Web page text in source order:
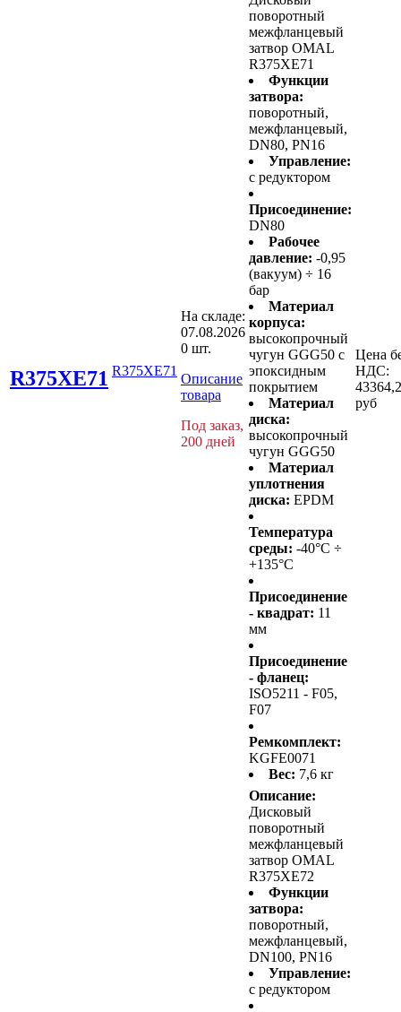
R375XE71 R375XE71
На складе:
07.08.2026
0 шт.
Описание
товара
Под заказ,
200 дней
поворотный
межфланцевый
затвор OMAL
R375XE71
Функции
затвора:
поворотный,
межфланцевый,
DN80, PN16
Управление:
с редуктором
Присоединение:
DN80
Рабочее
давление: -0,95
(вакуум) ÷ 16
бар
Материал
корпуса:
высокопрочный
чугун GGG50 с
эпоксидным
покрытием
Материал
диска:
высокопрочный
чугун GGG50
Материал
уплотнения
диска: EPDM
Температура
среды: -40°C ÷
+135°C
Присоединение
- квадрат: 11
мм
Присоединение
- фланец:
ISO5211 - F05,
F07
Ремкомплект:
KGFE0071
Вес: 7,6 кг
Цена
НДС:
руб
Описание:
Дисковый
поворотный
межфланцевый
затвор OMAL
R375XE72
Функции
затвора:
поворотный,
межфланцевый,
DN100, PN16
Управление:
с редуктором